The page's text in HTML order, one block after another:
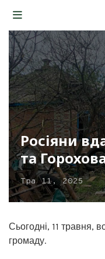
Росіяни
та
Тра 11, 2025
Сьогодні, 11 травня,
громаду.